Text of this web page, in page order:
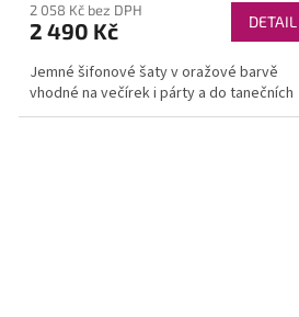
2 058 Kč bez DPH
2 490 Kč DETAIL
Jemné šifonové šaty v oražové barvě
vhodné na večírek i párty a do tanečních